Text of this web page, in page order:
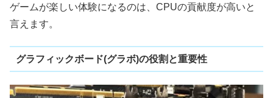
ゲームが楽しい体験になるのは、CPUの貢献度が高いと
言えます。
グラフィックボード(グラボ)の役割と重要性